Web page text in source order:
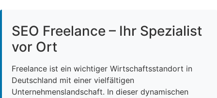
SEO Freelance – Ihr Spezialist
vor Ort
Freelance ist ein wichtiger Wirtschaftsstandort in
Deutschland mit einer vielfältigen
Unternehmenslandschaft. In dieser dynamischen